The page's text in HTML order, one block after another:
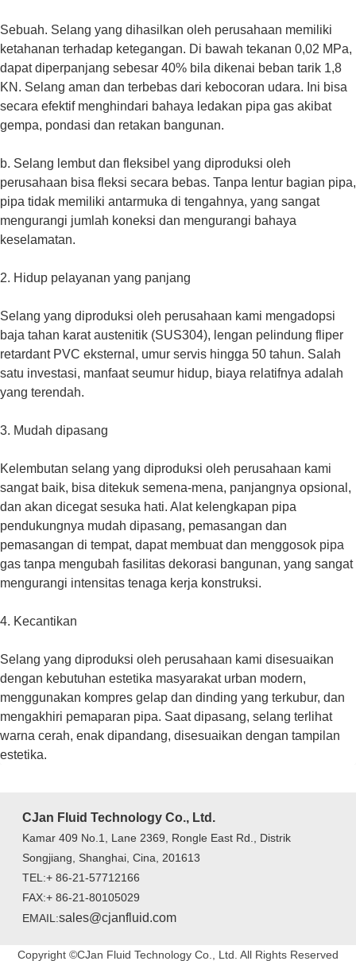
Sebuah. Selang yang dihasilkan oleh perusahaan memiliki
ketahanan terhadap ketegangan. Di bawah tekanan 0,02 MPa,
dapat diperpanjang sebesar 40% bila dikenai beban tarik 1,8
KN. Selang aman dan terbebas dari kebocoran udara. Ini bisa
secara efektif menghindari bahaya ledakan pipa gas akibat
gempa, pondasi dan retakan bangunan.
b. Selang lembut dan fleksibel yang diproduksi oleh
perusahaan bisa fleksi secara bebas. Tanpa lentur bagian pipa,
pipa tidak memiliki antarmuka di tengahnya, yang sangat
mengurangi jumlah koneksi dan mengurangi bahaya
keselamatan.
2. Hidup pelayanan yang panjang
Selang yang diproduksi oleh perusahaan kami mengadopsi
baja tahan karat austenitik (SUS304), lengan pelindung fliper
retardant PVC eksternal, umur servis hingga 50 tahun. Salah
satu investasi, manfaat seumur hidup, biaya relatifnya adalah
yang terendah.
3. Mudah dipasang
Kelembutan selang yang diproduksi oleh perusahaan kami
sangat baik, bisa ditekuk semena-mena, panjangnya opsional,
dan akan dicegat sesuka hati. Alat kelengkapan pipa
pendukungnya mudah dipasang, pemasangan dan
pemasangan di tempat, dapat membuat dan menggosok pipa
gas tanpa mengubah fasilitas dekorasi bangunan, yang sangat
mengurangi intensitas tenaga kerja konstruksi.
4. Kecantikan
Selang yang diproduksi oleh perusahaan kami disesuaikan
dengan kebutuhan estetika masyarakat urban modern,
menggunakan kompres gelap dan dinding yang terkubur, dan
mengakhiri pemaparan pipa. Saat dipasang, selang terlihat
warna cerah, enak dipandang, disesuaikan dengan tampilan
estetika.
CJan Fluid Technology Co., Ltd.
Kamar 409 No.1, Lane 2369, Rongle East Rd., Distrik
Songjiang, Shanghai, Cina, 201613
TEL:+ 86-21-57712166
FAX:+ 86-21-80105029
EMAIL:sales@cjanfluid.com
Copyright ©CJan Fluid Technology Co., Ltd. All Rights Reserved